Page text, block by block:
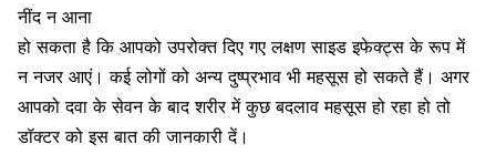
नींद न आना
हो सकता है कि आपको उपरोक्त दिए गए लक्षण साइड इफेक्ट्स के रूप में
न नजर आएं। कई लोगों को अन्य दुष्प्रभाव भी महसूस हो सकते हैं। अगर
आपको दवा के सेवन के बाद शरीर में कुछ बदलाव महसूस हो रहा हो तो
डॉक्टर को इस बात की जानकारी दें।